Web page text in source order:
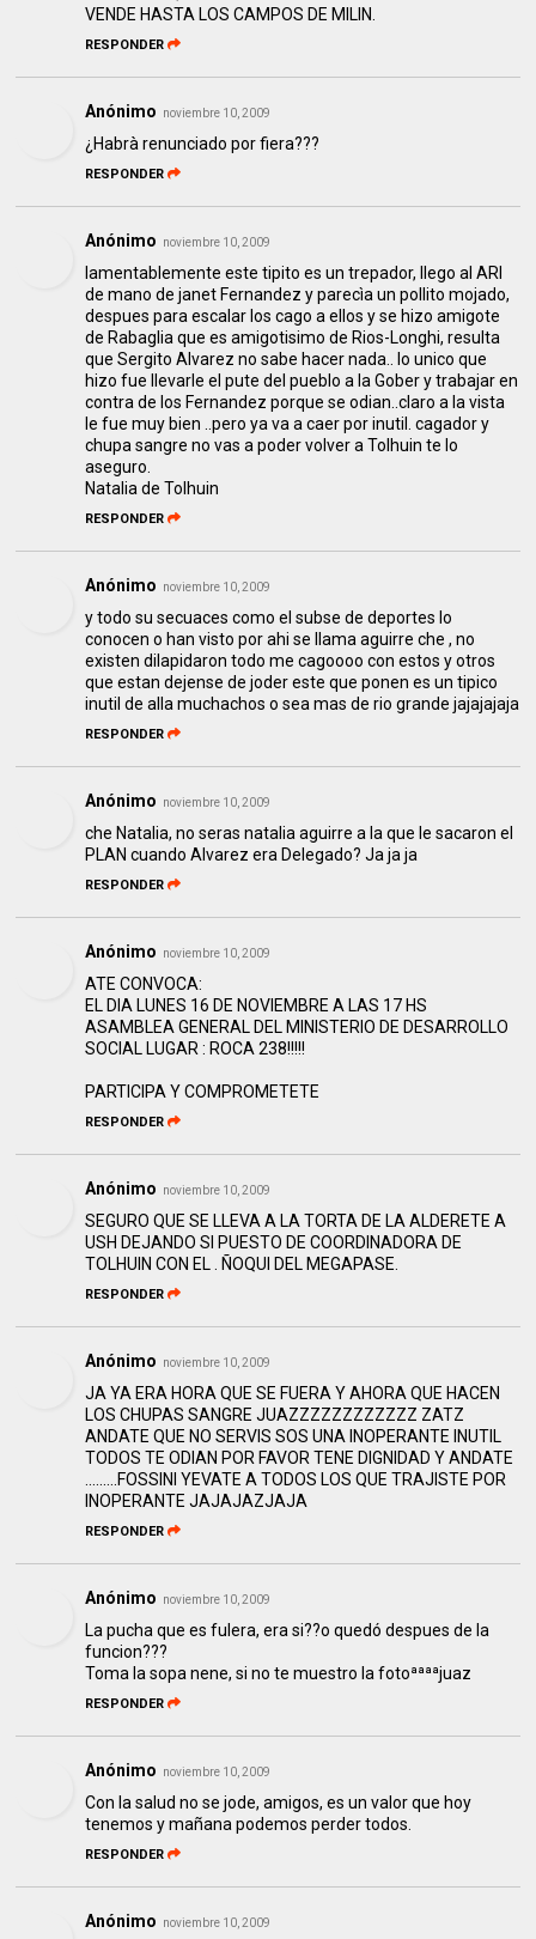
VENDE HASTA LOS CAMPOS DE MILIN.
RESPONDER
Anónimo noviembre 10, 2009
¿Habrà renunciado por fiera???
RESPONDER
Anónimo noviembre 10, 2009
lamentablemente este tipito es un trepador, llego al ARI
de mano de janet Fernandez y parecìa un pollito mojado,
despues para escalar los cago a ellos y se hizo amigote
de Rabaglia que es amigotisimo de Rios-Longhi, resulta
que Sergito Alvarez no sabe hacer nada.. lo unico que
hizo fue llevarle el pute del pueblo a la Gober y trabajar en
contra de los Fernandez porque se odian..claro a la vista
le fue muy bien ..pero ya va a caer por inutil. cagador y
chupa sangre no vas a poder volver a Tolhuin te lo
aseguro.
Natalia de Tolhuin
RESPONDER
Anónimo noviembre 10, 2009
y todo su secuaces como el subse de deportes lo
conocen o han visto por ahi se llama aguirre che , no
existen dilapidaron todo me cagoooo con estos y otros
que estan dejense de joder este que ponen es un tipico
inutil de alla muchachos o sea mas de rio grande jajajajaja
RESPONDER
Anónimo noviembre 10, 2009
che Natalia, no seras natalia aguirre a la que le sacaron el
PLAN cuando Alvarez era Delegado? Ja ja ja
RESPONDER
Anónimo noviembre 10, 2009
ATE CONVOCA:
EL DIA LUNES 16 DE NOVIEMBRE A LAS 17 HS
ASAMBLEA GENERAL DEL MINISTERIO DE DESARROLLO
SOCIAL LUGAR : ROCA 238!!!!!
PARTICIPA Y COMPROMETETE
RESPONDER
Anónimo noviembre 10, 2009
SEGURO QUE SE LLEVA A LA TORTA DE LA ALDERETE A
USH DEJANDO SI PUESTO DE COORDINADORA DE
TOLHUIN CON EL . ÑOQUI DEL MEGAPASE.
RESPONDER
Anónimo noviembre 10, 2009
JA YA ERA HORA QUE SE FUERA Y AHORA QUE HACEN
LOS CHUPAS SANGRE JUAZZZZZZZZZZZZ ZATZ
ANDATE QUE NO SERVIS SOS UNA INOPERANTE INUTIL
TODOS TE ODIAN POR FAVOR TENE DIGNIDAD Y ANDATE
.........FOSSINI YEVATE A TODOS LOS QUE TRAJISTE POR
INOPERANTE JAJAJAZJAJA
RESPONDER
Anónimo noviembre 10, 2009
La pucha que es fulera, era si??o quedó despues de la
funcion???
Toma la sopa nene, si no te muestro la fotoªªªªjuaz
RESPONDER
Anónimo noviembre 10, 2009
Con la salud no se jode, amigos, es un valor que hoy
tenemos y mañana podemos perder todos.
RESPONDER
Anónimo noviembre 10, 2009